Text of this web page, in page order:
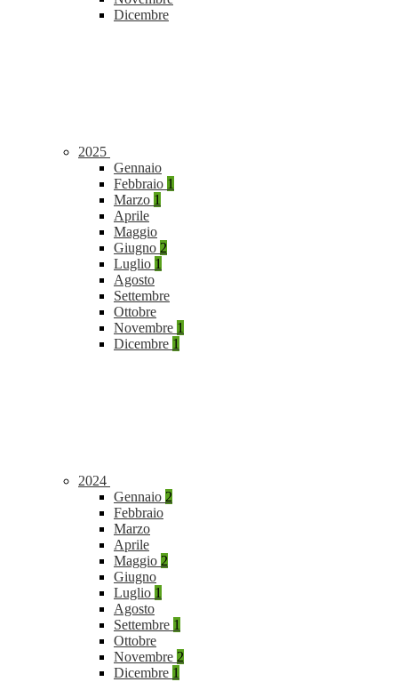
Dicembre
2025
Gennaio
Febbraio 1
Marzo 1
Aprile
Maggio
Giugno 2
Luglio 1
Agosto
Settembre
Ottobre
Novembre 1
Dicembre 1
2024
Gennaio 2
Febbraio
Marzo
Aprile
Maggio 2
Giugno
Luglio 1
Agosto
Settembre 1
Ottobre
Novembre 2
Dicembre 1